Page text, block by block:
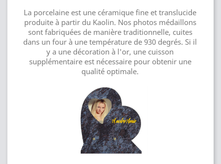
La porcelaine est une céramique fine et translucide
produite à partir du Kaolin. Nos photos médaillons
sont fabriquées de manière traditionnelle, cuites
dans un four à une température de 930 degrés. Si il
y a une décoration à l'or, une cuisson
supplémentaire est nécessaire pour obtenir une
qualité optimale.